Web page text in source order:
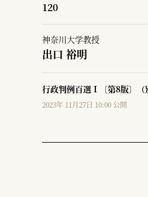
120
神奈川大学教授
出口 裕明
行政判例百選Ⅰ〔第8版〕（
2023年 11月27日 10:00 公開